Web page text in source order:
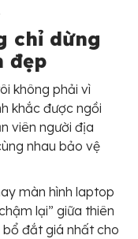
chỉ dừng
đẹp
không phải vì
khắc được ngồi
viên người địa
nhau bảo vệ
màn hình laptop
lại” giữa thiên
bổ đắt giá nhất cho